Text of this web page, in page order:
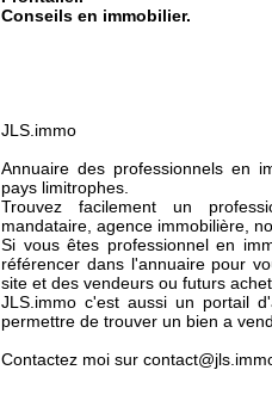
Conseils en immobilier.
JLS.immo
Annuaire des professionnels en
pays limitrophes.
Trouvez facilement un
mandataire, agence immobilière,
Si vous êtes professionnel en
référencer dans l'annuaire pour
site et des vendeurs ou futurs
JLS.immo c'est aussi un portail
permettre de trouver un bien a
Contactez moi sur